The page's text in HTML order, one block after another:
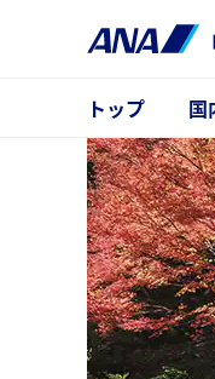
トップ 国